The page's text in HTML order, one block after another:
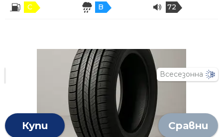
C B 72
Всесезонна
Купи Сравни